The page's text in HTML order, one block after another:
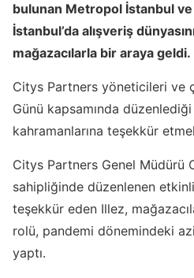
bulunan Metropol İstanbul
İstanbul’da alışveriş
mağazacılarla bir araya geldi.
Citys Partners yöneticileri ve
Günü kapsamında
kahramanlarına teşekkür
Citys Partners Genel Müdürü
sahipliğinde düzenlenen
teşekkür eden Illez,
rolü, pandemi dönemindeki
yaptı.